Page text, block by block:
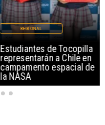
Estudiantes de Tocopilla
representarán a Chile en
campamento espacial de
la NASA
REGIONAL